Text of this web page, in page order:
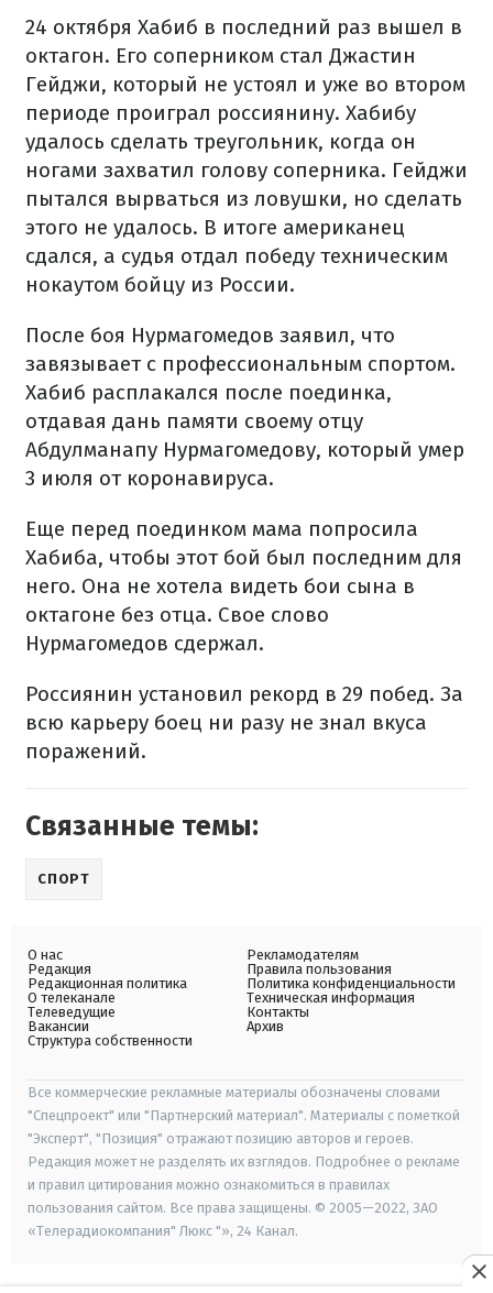
24 октября Хабиб в последний раз вышел в
октагон. Его соперником стал Джастин
Гейджи, который не устоял и уже во втором
периоде проиграл россиянину. Хабибу
удалось сделать треугольник, когда он
ногами захватил голову соперника. Гейджи
пытался вырваться из ловушки, но сделать
этого не удалось. В итоге американец
сдался, а судья отдал победу техническим
нокаутом бойцу из России.
После боя Нурмагомедов заявил, что
завязывает с профессиональным спортом.
Хабиб расплакался после поединка,
отдавая дань памяти своему отцу
Абдулманапу Нурмагомедову, который умер
3 июля от коронавируса.
Еще перед поединком мама попросила
Хабиба, чтобы этот бой был последним для
него. Она не хотела видеть бои сына в
октагоне без отца. Свое слово
Нурмагомедов сдержал.
Россиянин установил рекорд в 29 побед. За
всю карьеру боец ни разу не знал вкуса
поражений.
Связанные темы:
СПОРТ
О нас
Редакция
Редакционная политика
О телеканале
Телеведущие
Вакансии
Структура собственности
Рекламодателям
Правила пользования
Политика конфиденциальности
Техническая информация
Контакты
Архив
Все коммерческие рекламные материалы обозначены словами
"Спецпроект" или "Партнерский материал". Материалы с пометкой
"Эксперт", "Позиция" отражают позицию авторов и героев.
Редакция может не разделять их взглядов. Подробнее о рекламе
и правил цитирования можно ознакомиться в правилах
пользования сайтом. Все права защищены. © 2005—2022, ЗАО
«Телерадиокомпания" Люкс "», 24 Канал.